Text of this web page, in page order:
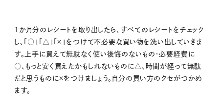
1か月分のレシートを取り出したら、すべてのレシートをチェック
し、「○」「△」「×」をつけて不必要な買い物を洗い出していきま
す。上手に買えて無駄なく使い後悔のないもの・必要経費に
○、もっと安く買えたかもしれないものに△、時間が経って無駄
だと思うものに×をつけましょう。自分の買い方のクセがつかめ
ます。